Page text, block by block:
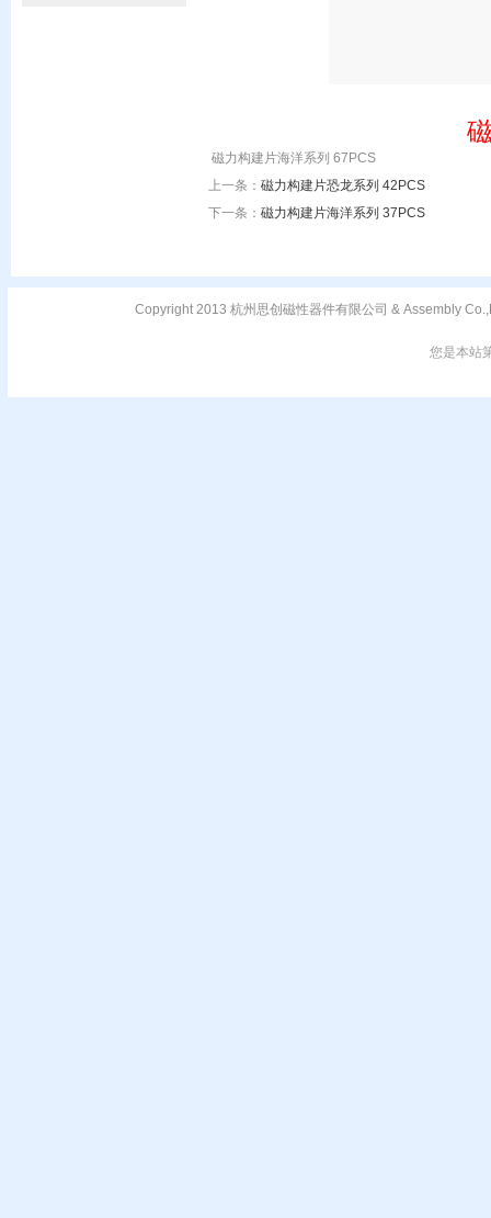
磁力构建片海洋系列 67PCS
上一条： 磁力构建片恐龙系列 42PCS
下一条： 磁力构建片海洋系列 37PCS
Copyright 2013 杭州思创磁性器件有限公司 & Assembly
您是本站